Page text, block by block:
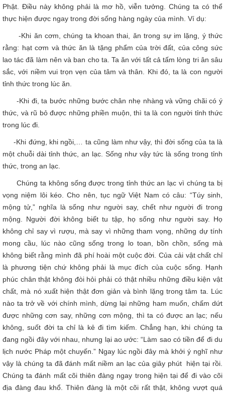
Phật. Điều này không phải là mơ hồ, viễn tưởng. Chúng ta có thể
thực hiện được ngay trong đời sống hàng ngày của mình. Ví dụ:
-Khi ăn cơm, chúng ta khoan thai, ăn trong sự im lặng, ý thức
rằng: hạt cơm và thức ăn là tặng phẩm của trời đất, của công sức
lao tác đã làm nên và ban cho ta. Ta ăn với tất cả tấm lòng tri ân sâu
sắc, với niềm vui trọn vẹn của tâm và thân. Khi đó, ta là con người
tỉnh thức trong lúc ăn.
-Khi đi, ta bước những bước chân nhẹ nhàng và vững chãi có ý
thức, và rũ bỏ được những phiền muộn, thì ta là con người tỉnh thức
trong lúc đi.
-Khi đứng, khi ngồi,… ta cũng làm như vậy, thì đời sống của ta là
một chuỗi dài tỉnh thức, an lạc. Sống như vậy tức là sống trong tỉnh
thức, trong an lạc.
Chúng ta không sống được trong tỉnh thức an lạc vì chúng ta bị
vọng niệm lôi kéo. Cho nên, tục ngữ Việt Nam có câu: “Túy sinh,
mộng tử,” nghĩa là sống như người say, chết như người đi trong
mộng. Người đời không biết tu tập, họ sống như người say. Họ
không chỉ say vì rượu, mà say vì những tham vọng, những dự tính
mong cầu, lúc nào cũng sống trong lo toan, bồn chồn, sống mà
không biết rằng mình đã phí hoài một cuộc đời. Của cải vật chất chỉ
là phương tiện chứ không phải là mục đích của cuộc sống. Hạnh
phúc chân thật không đòi hỏi phải có thật nhiều những điều kiện vật
chất, mà nó xuất hiện thật đơn giản và bình lặng trong tâm ta. Lúc
nào ta trở về với chính mình, dừng lại những ham muốn, chấm dứt
được những cơn say, những cơn mộng, thì ta có được an lạc; nếu
không, suốt đời ta chỉ là kẻ đi tìm kiếm. Chẳng hạn, khi chúng ta
đang ngồi đây với nhau, nhưng lại ao ước: “Làm sao có tiền để đi du
lịch nước Pháp một chuyến.” Ngay lúc ngồi đây mà khởi ý nghĩ như
vậy là chúng ta đã đánh mất niềm an lạc của giây phút hiện tại rồi.
Chúng ta đánh mất cõi thiên đàng ngay trong hiện tại để đi vào cõi
địa đàng đau khổ. Thiên đàng là một cõi rất thật, không vượt quá